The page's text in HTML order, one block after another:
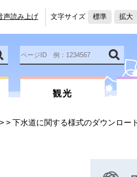
声読み上げ 文字サイズ 標準 拡大
ID
を
観光
> > 下水道に関する様式のダウンロー